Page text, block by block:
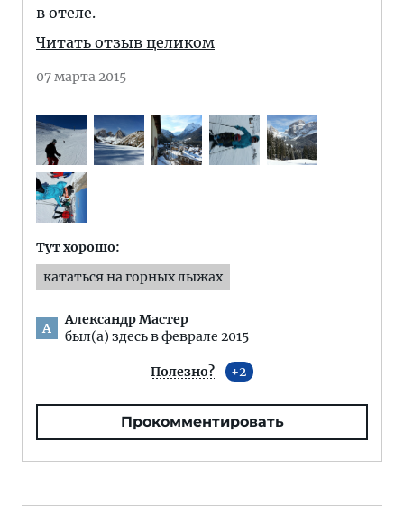
в отеле.
Читать отзыв целиком
07 марта 2015
Тут хорошо:
кататься на горных лыжах
А
Александр Мастер
был(а) здесь в феврале 2015
Полезно? 2
Прокомментировать